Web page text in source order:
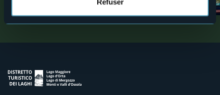
Attractions touristiques